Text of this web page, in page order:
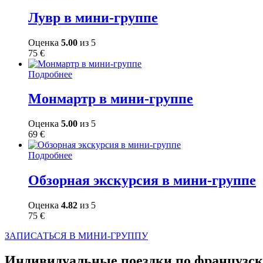
Лувр в мини-группе
Оценка 5.00 из 5
75 €
Подробнее
Монмартр в мини-группе
Оценка 5.00 из 5
69 €
Подробнее
Обзорная экскурсия в мини-группе
Оценка 4.82 из 5
75 €
ЗАПИСАТЬСЯ В МИНИ-ГРУППУ